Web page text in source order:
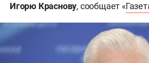
Игорю Краснову, сообщает «